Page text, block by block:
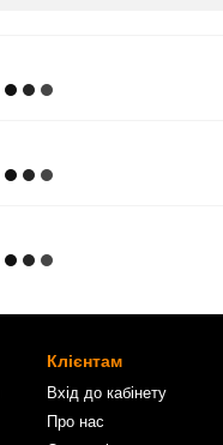
Клієнтам
Вхід до кабінету
Про нас